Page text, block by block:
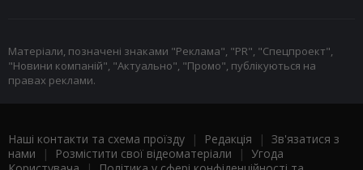
Матеріали, позначені знаками "Реклама", "PR", "Спецпроект",
"Новини компаній", "Актуально", "Промо", публікуються на
правах реклами.
Наші контакти та схема проїзду | Редакція | Зв'язатися з
нами | Розмістити свої відеоматеріали | Угода